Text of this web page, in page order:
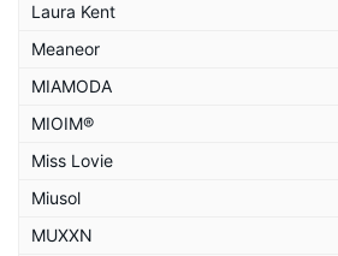
Laura Kent
Meaneor
MIAMODA
MIOIM®
Miss Lovie
Miusol
MUXXN